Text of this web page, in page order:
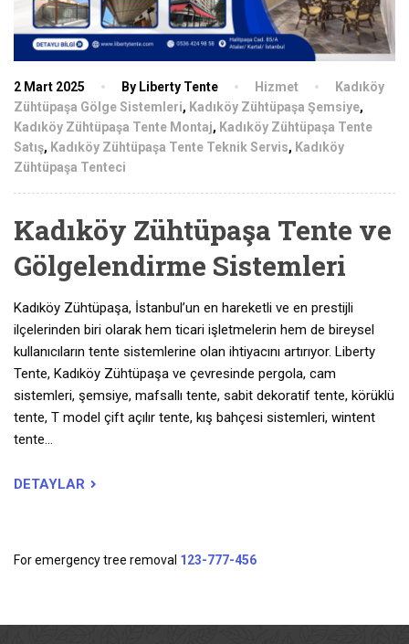
2 Mart 2025 By Liberty Tente Hizmet
Kadıköy
Zühtüpaşa Gölge Sistemleri, Kadıköy Zühtüpaşa Şemsiye,
Kadıköy Zühtüpaşa Tente Montaj, Kadıköy Zühtüpaşa Tente
Satış, Kadıköy Zühtüpaşa Tente Teknik Servis, Kadıköy
Zühtüpaşa Tenteci
Kadıköy Zühtüpaşa Tente ve
Gölgelendirme Sistemleri
Kadıköy Zühtüpaşa, İstanbul’un en hareketli ve en prestijli
ilçelerinden biri olarak hem ticari işletmelerin hem de bireysel
kullanıcıların tente sistemlerine olan ihtiyacını artırıyor. Liberty
Tente, Kadıköy Zühtüpaşa ve çevresinde pergola, cam
sistemleri, şemsiye, mafsallı tente, sabit dekoratif tente, körüklü
tente, T model çift açılır tente, kış bahçesi sistemleri, wintent
tente…
DETAYLAR
For emergency tree removal 123-777-456